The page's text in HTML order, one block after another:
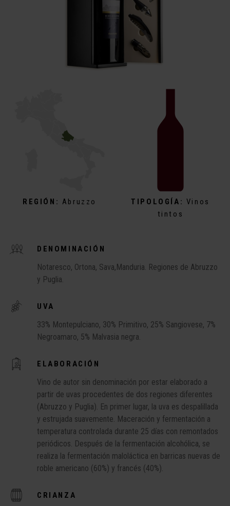
DENOMINACIÓN
Notaresco, Ortona, Sava,Manduria. Regiones de Abruzzo
y Puglia.
UVA
33% Montepulciano, 30% Primitivo, 25% Sangiovese, 7%
Negroamaro, 5% Malvasia negra.
ELABORACIÓN
Vino de autor sin denominación por estar elaborado a
partir de uvas procedentes de dos regiones diferentes
(Abruzzo y Puglia). En primer lugar, la uva es despalillada
y estrujada suavemente. Maceración y fermentación a
temperatura controlada durante 25 días con remontados
periódicos. Después de la fermentación alcohólica, se
realiza la fermentación maloláctica en barricas nuevas de
roble americano (60%) y francés (40%).
CRIANZA
REGIÓN: Abruzzo TIPOLOGÍA: Vinos
tintos